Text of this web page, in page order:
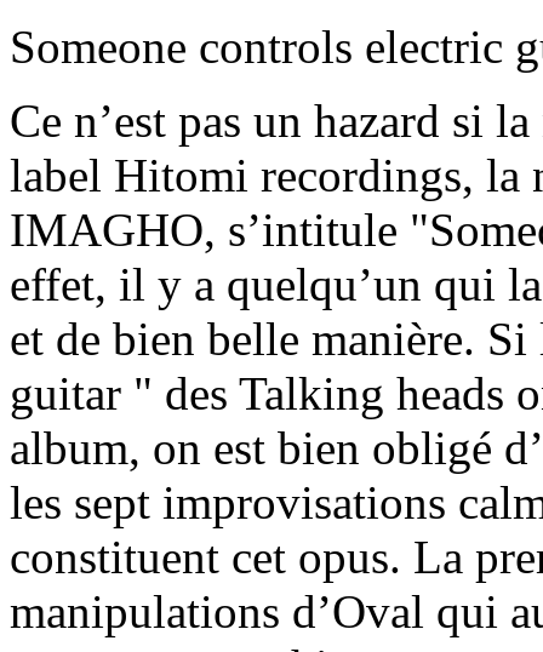
Someone controls electric
Ce n’est pas un hazard si
label Hitomi recordings, la
IMAGHO, s’intitule
effet, il y a quelqu’un qui
et de bien belle manière.
guitar " des Talking heads
album, on est bien obligé
les sept improvisations
constituent cet opus. La
manipulations d’Oval qui